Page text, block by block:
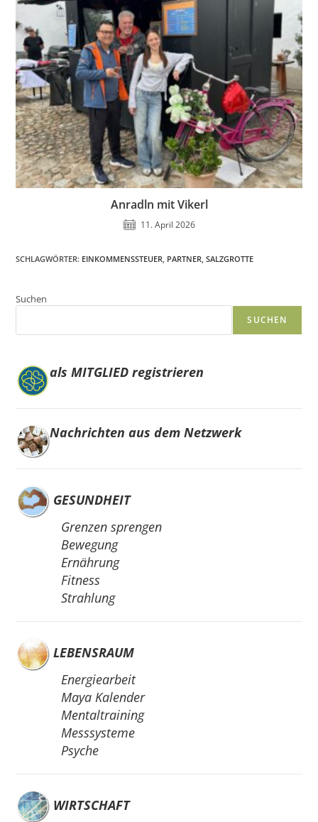
Anradln mit Vikerl
11. April 2026
SCHLAGWÖRTER: EINKOMMENSSTEUER PARTNER SALZGROTTE
Suchen
SUCHEN
als MITGLIED registrieren
Nachrichten aus dem Netzwerk
GESUNDHEIT
Grenzen sprengen
Bewegung
Ernährung
Fitness
Strahlung
LEBENSRAUM
Energiearbeit
Maya Kalender
Mentaltraining
Messsysteme
Psyche
WIRTSCHAFT